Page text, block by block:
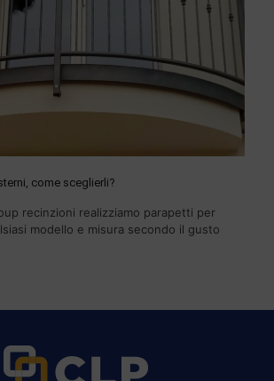
come sceglierli?
recinzioni realizziamo parapetti per
modello e misura secondo il gusto